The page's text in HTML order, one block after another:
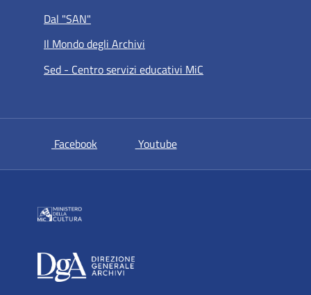
Dal "SAN"
Il Mondo degli Archivi
Sed - Centro servizi educativi MiC
Facebook si apre in una nuova scheda
Youtubesi apre in una nuova scheda